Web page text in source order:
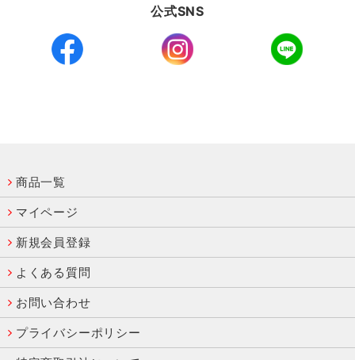
公式SNS
商品一覧
マイページ
新規会員登録
よくある質問
お問い合わせ
プライバシーポリシー